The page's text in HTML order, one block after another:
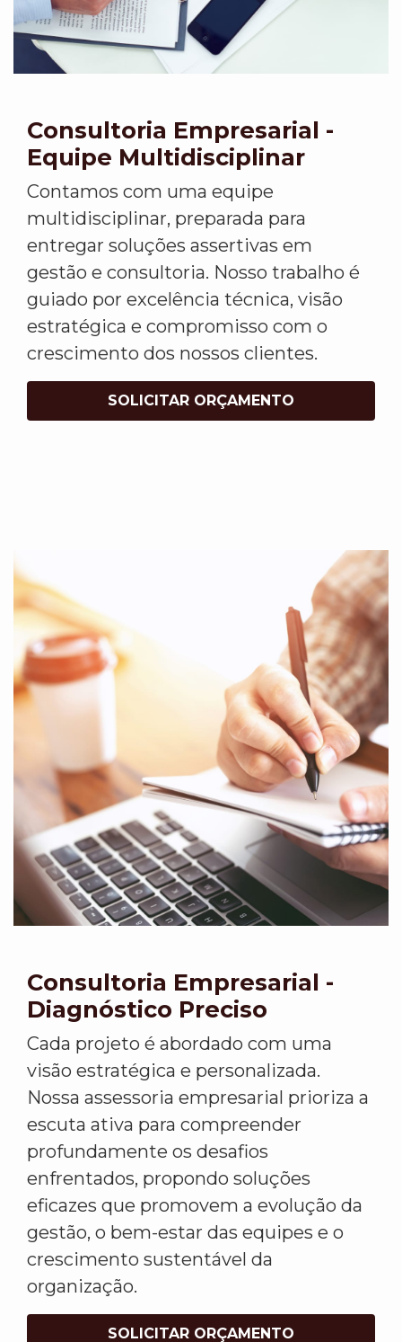
Consultoria Empresarial -
Equipe Multidisciplinar
Contamos com uma equipe
multidisciplinar, preparada para
entregar soluções assertivas em
gestão e consultoria. Nosso trabalho é
guiado por excelência técnica, visão
estratégica e compromisso com o
crescimento dos nossos clientes.
SOLICITAR ORÇAMENTO
Consultoria Empresarial -
Diagnóstico Preciso
Cada projeto é abordado com uma
visão estratégica e personalizada.
Nossa assessoria empresarial prioriza a
escuta ativa para compreender
profundamente os desafios
enfrentados, propondo soluções
eficazes que promovem a evolução da
gestão, o bem-estar das equipes e o
crescimento sustentável da
organização.
SOLICITAR ORÇAMENTO